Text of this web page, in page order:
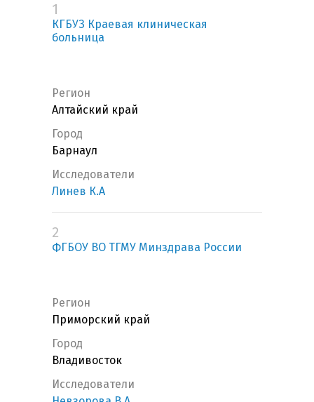
1
КГБУЗ Краевая клиническая
больница
Регион
Алтайский край
Город
Барнаул
Исследователи
Линев К.А
2
ФГБОУ ВО ТГМУ Минздрава России
Регион
Приморский край
Город
Владивосток
Исследователи